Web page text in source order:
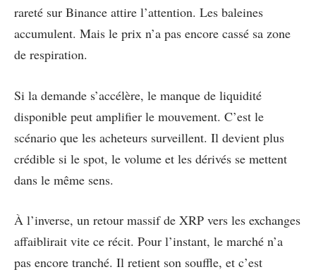
rareté sur Binance attire l’attention. Les baleines
accumulent. Mais le prix n’a pas encore cassé sa zone
de respiration.
Si la demande s’accélère, le manque de liquidité
disponible peut amplifier le mouvement. C’est le
scénario que les acheteurs surveillent. Il devient plus
crédible si le spot, le volume et les dérivés se mettent
dans le même sens.
À l’inverse, un retour massif de XRP vers les exchanges
affaiblirait vite ce récit. Pour l’instant, le marché n’a
pas encore tranché. Il retient son souffle, et c’est